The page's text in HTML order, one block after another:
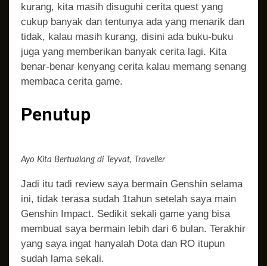
kurang, kita masih disuguhi cerita quest yang
cukup banyak dan tentunya ada yang menarik dan
tidak, kalau masih kurang, disini ada buku-buku
juga yang memberikan banyak cerita lagi. Kita
benar-benar kenyang cerita kalau memang senang
membaca cerita game.
Penutup
Ayo Kita Bertualang di Teyvat, Traveller
Jadi itu tadi review saya bermain Genshin selama
ini, tidak terasa sudah 1tahun setelah saya main
Genshin Impact. Sedikit sekali game yang bisa
membuat saya bermain lebih dari 6 bulan. Terakhir
yang saya ingat hanyalah Dota dan RO itupun
sudah lama sekali.